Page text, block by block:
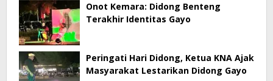
Onot Kemara: Didong Benteng
Terakhir Identitas Gayo
Peringati Hari Didong, Ketua KNA Ajak
Masyarakat Lestarikan Didong Gayo